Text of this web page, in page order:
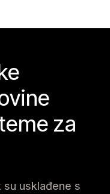
za
su usklađene s